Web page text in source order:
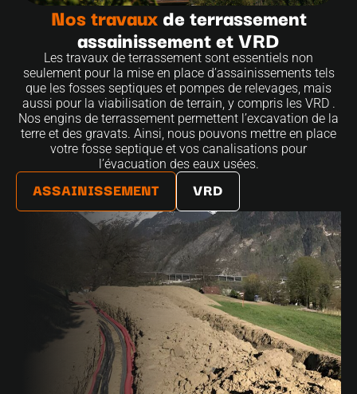
Nos travauxde terrassement
assainissement et VRD
Les travaux de terrassement sont essentiels non
seulement pour la mise en place d’assainissements tels
que les fosses septiques et pompes de relevages, mais
aussi pour la viabilisation de terrain, y compris les VRD .
Nos engins de terrassement permettent l’excavation de la
terre et des gravats. Ainsi, nous pouvons mettre en place
votre fosse septique et vos canalisations pour
l’évacuation des eaux usées.
ASSAINISSEMENT VRD